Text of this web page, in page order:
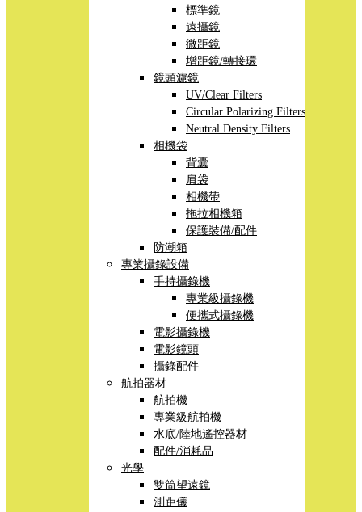
標準鏡
遠攝鏡
微距鏡
增距鏡/轉接環
鏡頭濾鏡
UV/Clear Filters
Circular Polarizing Filters
Neutral Density Filters
相機袋
背囊
肩袋
相機帶
拖拉相機箱
保護裝備/配件
防潮箱
專業攝錄設備
手持攝錄機
專業級攝錄機
便攜式攝錄機
電影攝錄機
電影鏡頭
攝錄配件
航拍器材
航拍機
專業級航拍機
水底/陸地遙控器材
配件/消耗品
光學
雙筒望遠鏡
測距儀